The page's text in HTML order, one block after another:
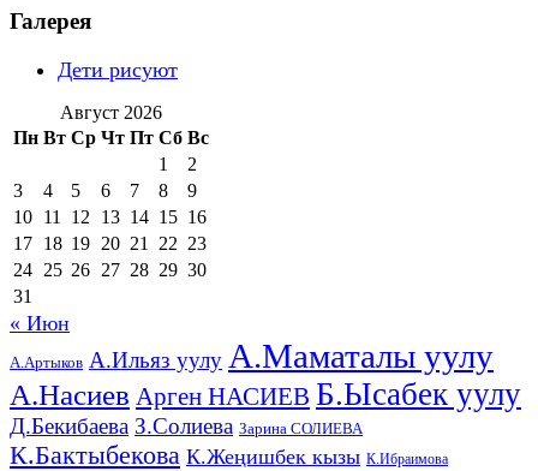
Галерея
Дети рисуют
Август 2026
Пн Вт Ср Чт Пт Сб Вс
1
2
3
4 5 6 7 8
9
10 11 12 13 14 15 16
17 18 19 20 21 22 23
24 25 26 27 28 29 30
31
« Июн
А.Артыков А.Ильяз уулу А.Маматалы уулу
А.Насиев Арген НАСИЕВ Б.Ысабек уулу
Д.Бекибаева З.Солиева Зарина СОЛИЕВА
К.Бактыбекова К.Жеңишбек кызы К.Ибраимова